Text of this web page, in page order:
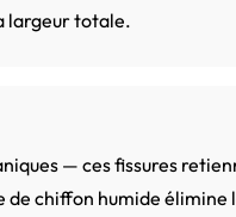
largeur totale.
— ces fissures
chiffon humide élimine